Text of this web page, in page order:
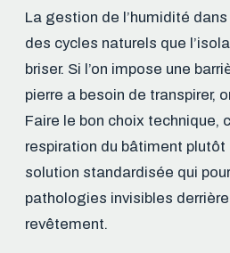
La gestion de l’humidité
des cycles naturels que
briser. Si l’on impose une
pierre a besoin de transpirer,
Faire le bon choix technique,
respiration du bâtiment plutôt
solution standardisée qui
pathologies invisibles
revêtement.